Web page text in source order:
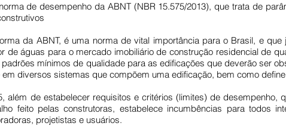
de desempenho da ABNT (NBR 15.575/2013), que trata de
da ABNT, é uma norma de vital importância para o Brasil, e
de águas para o mercado imobiliário de construção residencial de
mínimos de qualidade para as edificações que deverão ser
diversos sistemas que compõem uma edificação, bem como
além de estabelecer requisitos e critérios (limites) de
feito pelas construtoras, estabelece incumbências para todos
projetistas e usuários.